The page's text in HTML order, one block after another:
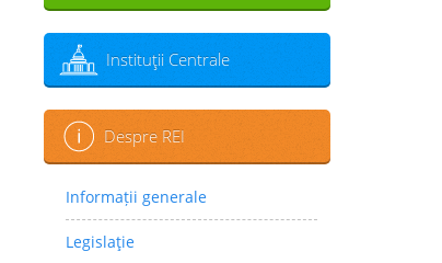
Instituţii Centrale
Despre REI
Informații generale
Legislaţie